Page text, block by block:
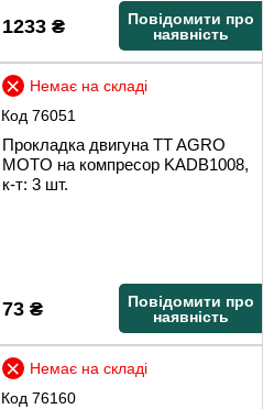
1233₴
Повідомити про
наявність
Код76051
Немає на складі
Прокладка двигуна TT AGRO
MOTO на компресор KADB1008,
к-т: 3 шт.
73₴
Повідомити про
наявність
Код76160
Немає на складі